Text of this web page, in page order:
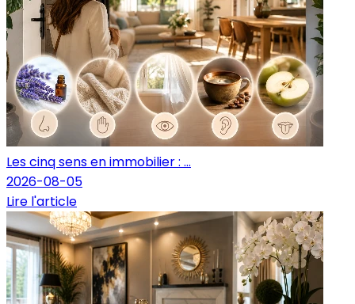
Les cinq sens en immobilier : ...
2026-08-05
Lire l'article